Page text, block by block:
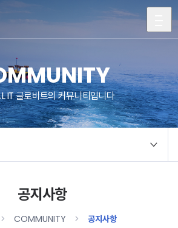
체
메
IT 글로비트의 커뮤니티입니다
공지사항
COMMUNITY 공지사항